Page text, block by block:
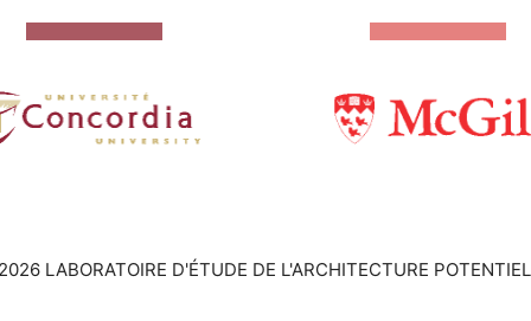
LABORATOIRE D'ÉTUDE DE L'ARCHITECTURE